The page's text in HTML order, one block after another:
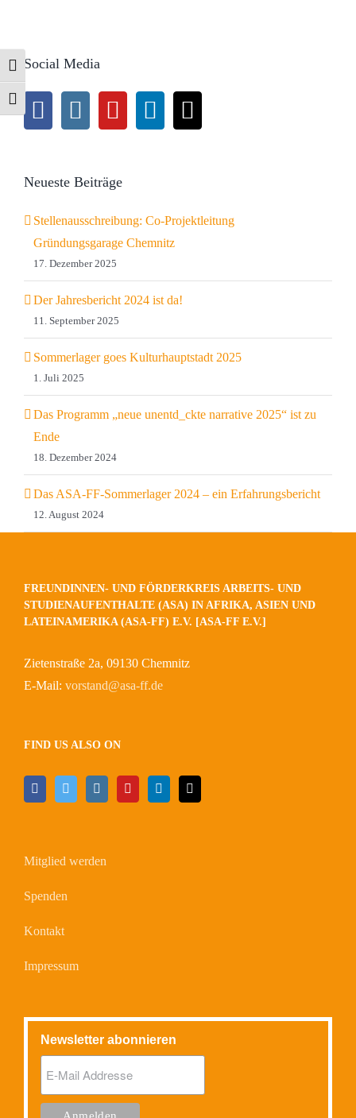
Umschalten auf hohe Kontraste
Schrift vergrößern
Social Media
Neueste Beiträge
Stellenausschreibung: Co-Projektleitung
Gründungsgarage Chemnitz
17. Dezember 2025
Der Jahresbericht 2024 ist da!
11. September 2025
Sommerlager goes Kulturhauptstadt 2025
1. Juli 2025
Das Programm „neue unentd_ckte narrative 2025“ ist zu
Ende
18. Dezember 2024
Das ASA-FF-Sommerlager 2024 – ein Erfahrungsbericht
12. August 2024
FREUNDINNEN- UND FÖRDERKREIS ARBEITS- UND
STUDIENAUFENTHALTE (ASA) IN AFRIKA, ASIEN UND
LATEINAMERIKA (ASA-FF) E.V. [ASA-FF E.V.]
Zietenstraße 2a, 09130 Chemnitz
E-Mail: vorstand@asa-ff.de
FIND US ALSO ON
Mitglied werden
Spenden
Kontakt
Impressum
Newsletter abonnieren